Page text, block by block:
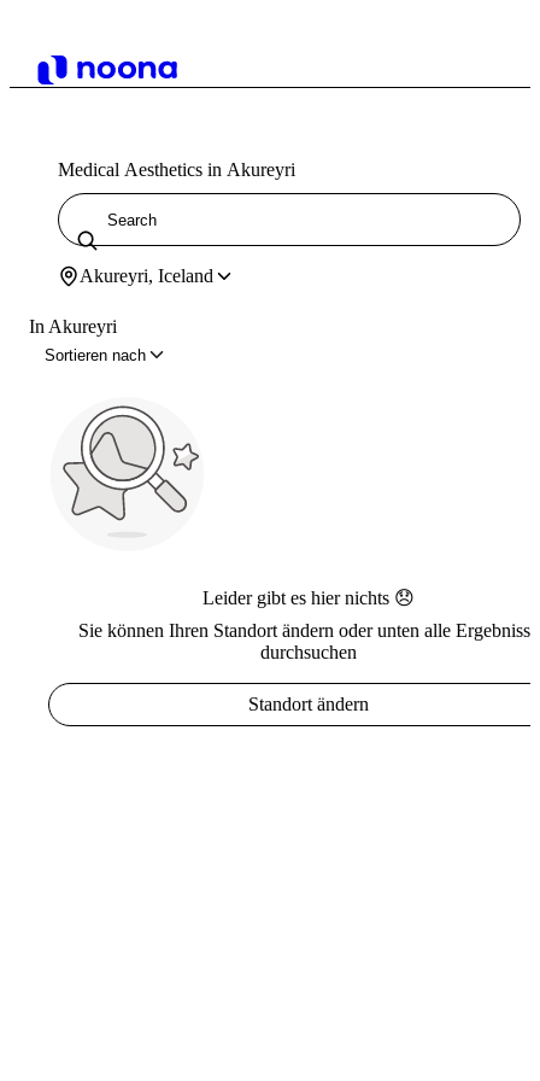
Medical Aesthetics in Akureyri
Akureyri, Iceland
In Akureyri
Sortieren nach
Leider gibt es hier nichts 😞
Sie können Ihren Standort ändern oder unten alle Ergebnisse
durchsuchen
Standort ändern